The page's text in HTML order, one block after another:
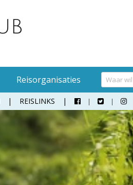
Handwasmiddel
Hangmat
Klamboe
Sokken
Teenslippers
Wandelschoenen
Reisorganisaties
REISLINKS   